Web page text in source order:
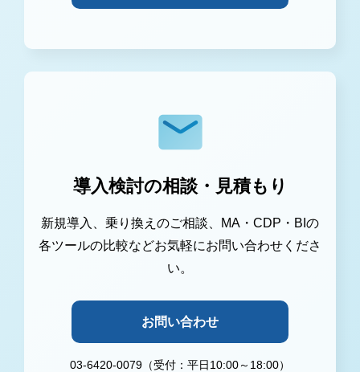
導入検討の相談・見積もり
新規導入、乗り換えのご相談、MA・CDP・BIの
各ツールの比較などお気軽にお問い合わせくださ
い。
お問い合わせ
03-6420-0079（受付：平日10:00～18:00）